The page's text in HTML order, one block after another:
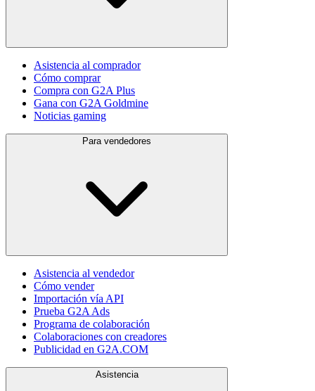
Asistencia al comprador
Cómo comprar
Compra con G2A Plus
Gana con G2A Goldmine
Noticias gaming
Para vendedores
Asistencia al vendedor
Cómo vender
Importación vía API
Prueba G2A Ads
Programa de colaboración
Colaboraciones con creadores
Publicidad en G2A.COM
Asistencia